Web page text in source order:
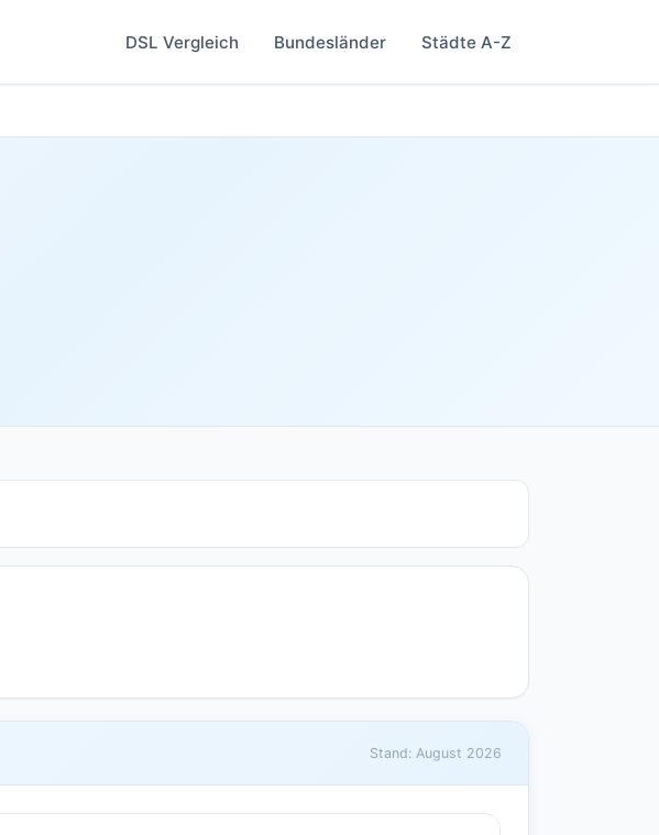
DSL Vergleich Bundesländer Städte A-Z
Stand: August 2026